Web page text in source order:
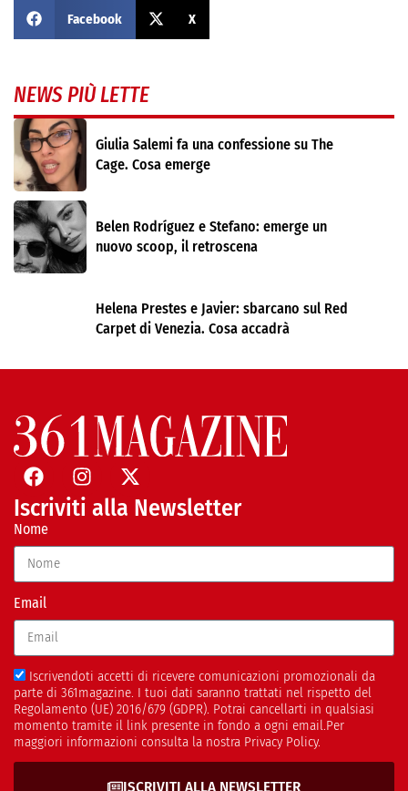
Facebook X
NEWS PIÙ LETTE
Giulia Salemi fa una confessione su The
Cage. Cosa emerge
Belen Rodríguez e Stefano: emerge un
nuovo scoop, il retroscena
Helena Prestes e Javier: sbarcano sul Red
Carpet di Venezia. Cosa accadrà
Iscriviti alla Newsletter
Nome
Email
Iscrivendoti accetti di ricevere comunicazioni promozionali da
parte di 361magazine. I tuoi dati saranno trattati nel rispetto del
Regolamento (UE) 2016/679 (GDPR). Potrai cancellarti in qualsiasi
momento tramite il link presente in fondo a ogni email.Per
maggiori informazioni consulta la nostra Privacy Policy.
ISCRIVITI ALLA NEWSLETTER